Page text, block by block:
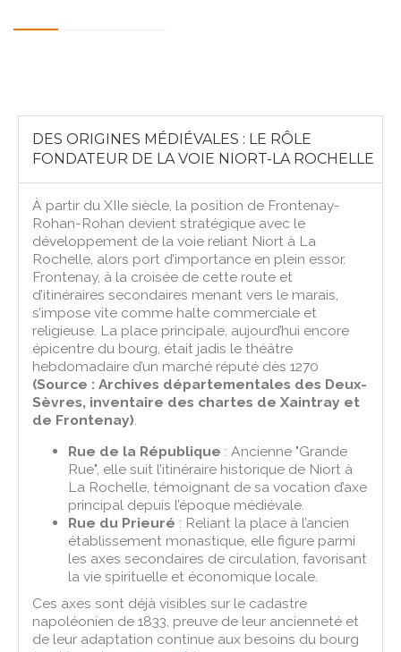
DES ORIGINES MÉDIÉVALES : LE RÔLE
FONDATEUR DE LA VOIE NIORT-LA ROCHELLE
À partir du XIIe siècle, la position de Frontenay-
Rohan-Rohan devient stratégique avec le
développement de la voie reliant Niort à La
Rochelle, alors port d’importance en plein essor.
Frontenay, à la croisée de cette route et
d’itinéraires secondaires menant vers le marais,
s’impose vite comme halte commerciale et
religieuse. La place principale, aujourd’hui encore
épicentre du bourg, était jadis le théâtre
hebdomadaire d’un marché réputé dès 1270
(Source : Archives départementales des Deux-
Sèvres, inventaire des chartes de Xaintray et
de Frontenay).
Rue de la République : Ancienne "Grande
Rue", elle suit l’itinéraire historique de Niort à
La Rochelle, témoignant de sa vocation d’axe
principal depuis l’époque médiévale.
Rue du Prieuré : Reliant la place à l’ancien
établissement monastique, elle figure parmi
les axes secondaires de circulation, favorisant
la vie spirituelle et économique locale.
Ces axes sont déjà visibles sur le cadastre
napoléonien de 1833, preuve de leur ancienneté et
de leur adaptation continue aux besoins du bourg